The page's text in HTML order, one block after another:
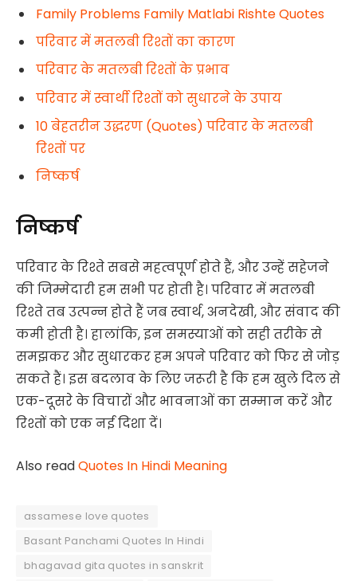
Family Problems Family Matlabi Rishte Quotes
परिवार में मतलबी रिश्तों का कारण
परिवार के मतलबी रिश्तों के प्रभाव
परिवार में स्वार्थी रिश्तों को सुधारने के उपाय
10 बेहतरीन उद्धरण (Quotes) परिवार के मतलबी
रिश्तों पर
निष्कर्ष
निष्कर्ष
परिवार के रिश्ते सबसे महत्वपूर्ण होते हैं, और उन्हें सहेजने
की जिम्मेदारी हम सभी पर होती है। परिवार में मतलबी
रिश्ते तब उत्पन्न होते हैं जब स्वार्थ, अनदेखी, और संवाद की
कमी होती है। हालांकि, इन समस्याओं को सही तरीके से
समझकर और सुधारकर हम अपने परिवार को फिर से जोड़
सकते हैं। इस बदलाव के लिए जरूरी है कि हम खुले दिल से
एक-दूसरे के विचारों और भावनाओं का सम्मान करें और
रिश्तों को एक नई दिशा दें।
Also readQuotes In Hindi Meaning
assamese love quotes
Basant Panchami Quotes In Hindi
bhagavad gita quotes in sanskrit